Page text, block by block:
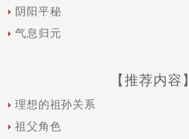
阴阳平秘
气息归元
【推荐内容】
理想的祖孙关系
祖父角色